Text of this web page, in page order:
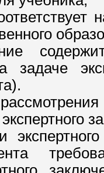
задаче